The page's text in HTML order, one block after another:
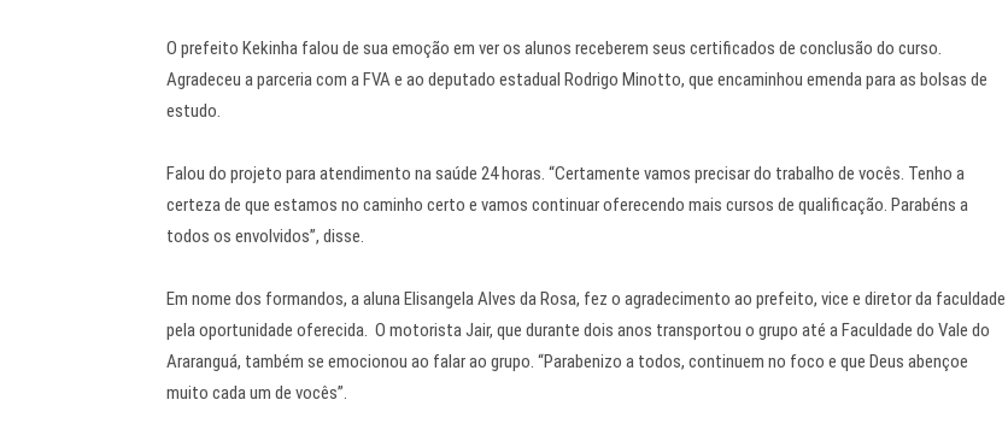
O prefeito Kekinha falou de sua emoção em ver os alunos receberem seus certificados de conclusão do curso.
Agradeceu a parceria com a FVA e ao deputado estadual Rodrigo Minotto, que encaminhou emenda para as bolsas de
estudo.
Falou do projeto para atendimento na saúde 24 horas. “Certamente vamos precisar do trabalho de vocês. Tenho a
certeza de que estamos no caminho certo e vamos continuar oferecendo mais cursos de qualificação. Parabéns a
todos os envolvidos”, disse.
Em nome dos formandos, a aluna Elisangela Alves da Rosa, fez o agradecimento ao prefeito, vice e diretor da faculdade
pela oportunidade oferecida. O motorista Jair, que durante dois anos transportou o grupo até a Faculdade do Vale do
Araranguá, também se emocionou ao falar ao grupo. “Parabenizo a todos, continuem no foco e que Deus abençoe
muito cada um de vocês”.